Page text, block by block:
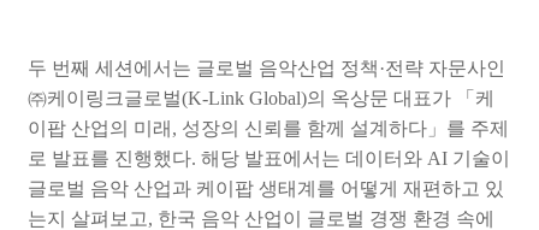
두 번째 세션에서는 글로벌 음악산업 정책 ·전략 자문사인
㈜케이링크글로벌(K-Link Global)의 옥상문 대표가 「 케
이팝 산업의 미래 , 성장의 신뢰를 함께 설계하다 」 를 주제
로 발표를 진행했다. 해당 발표에서는 데이터와 AI 기술이
글로벌 음악 산업과 케이팝 생태계를 어떻게 재편하고 있
는지 살펴보고, 한국 음악 산업이 글로벌 경쟁 환경 속에